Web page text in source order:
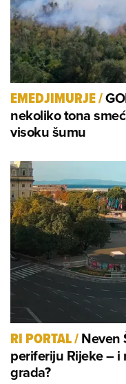
EMEDJIMURJE/
nekoliko tona
visoku šumu
RI PORTAL/Neven
periferiju Rijeke –
grada?